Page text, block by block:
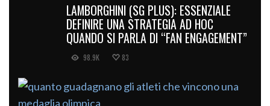
LAMBORGHINI (SG PLUS): ESSENZIALE
DEFINIRE UNA STRATEGIA AD HOC
QUANDO SI PARLA DI “FAN ENGAGEMENT”
98.9K 83